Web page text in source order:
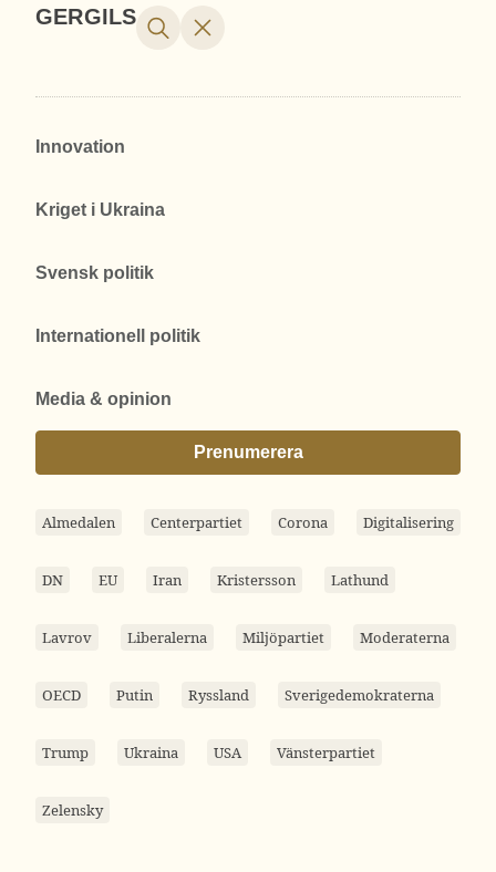
GERGILS
Innovation
Kriget i Ukraina
Svensk politik
Internationell politik
Media & opinion
Prenumerera
Almedalen Centerpartiet Corona Digitalisering
DN EU Iran Kristersson Lathund
Lavrov Liberalerna Miljöpartiet Moderaterna
OECD Putin Ryssland Sverigedemokraterna
Trump Ukraina USA Vänsterpartiet
Zelensky